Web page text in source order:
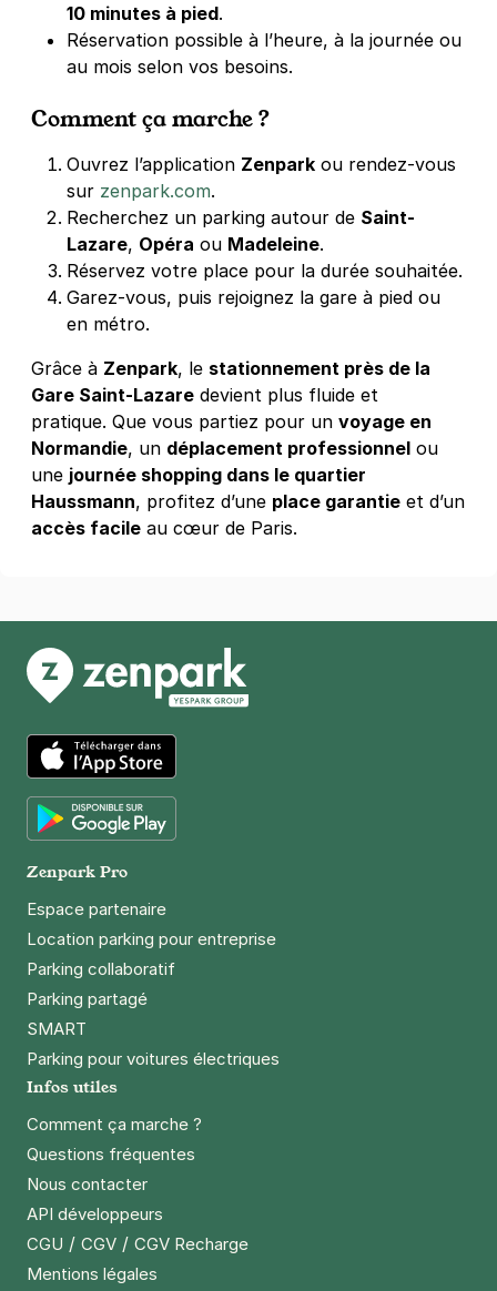
10 minutes à pied.
Réservation possible à l’heure, à la journée ou
au mois selon vos besoins.
Comment ça marche ?
Ouvrez l’application Zenpark ou rendez-vous
sur zenpark.com.
Recherchez un parking autour de Saint-
Lazare, Opéra ou Madeleine.
Réservez votre place pour la durée souhaitée.
Garez-vous, puis rejoignez la gare à pied ou
en métro.
Grâce à Zenpark, le stationnement près de la
Gare Saint-Lazare devient plus fluide et
pratique. Que vous partiez pour un voyage en
Normandie, un déplacement professionnel ou
une journée shopping dans le quartier
Haussmann, profitez d’une place garantie et d’un
accès facile au cœur de Paris.
App Store
Zenpark Pro
Espace partenaire
Location parking pour entreprise
Parking collaboratif
Parking partagé
SMART
Parking pour voitures électriques
Infos utiles
Comment ça marche ?
Questions fréquentes
Nous contacter
API développeurs
CGU / CGV / CGV Recharge
Mentions légales